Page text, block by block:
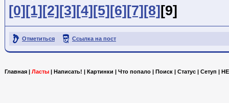
[0] [1] [2] [3] [4] [5] [6] [7] [8] [9]
Отметиться Ссылка на пост
Главная | Ласты | Написать! | Картинки | Что попало | Поиск | Статус | Сетуп |